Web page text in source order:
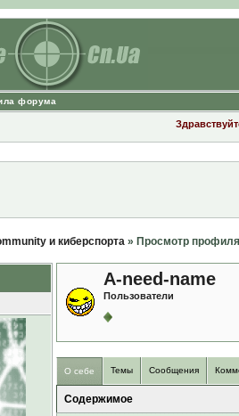
форума
и киберспорта» Просмотр профиля
A-need-name
Пользователи
О себе Темы Сообщения
Содержимое